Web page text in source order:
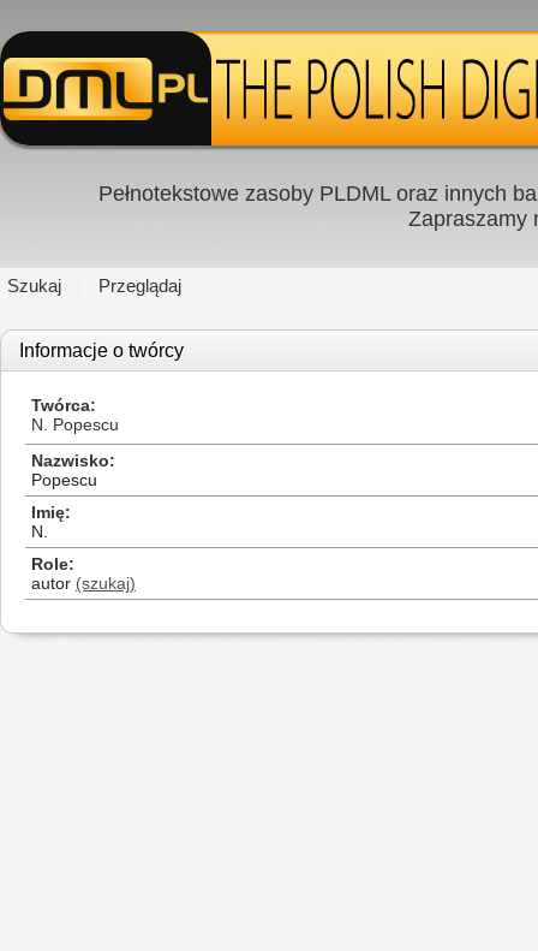
Pełnotekstowe zasoby PLDML oraz innych
Zapraszamy
Szukaj Przeglądaj
Informacje o twórcy
Twórca
N. Popescu
Nazwisko
Popescu
Imię
N.
Role
autor (szukaj)